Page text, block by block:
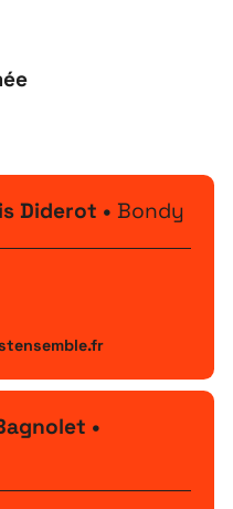
Diderot • Bondy
•